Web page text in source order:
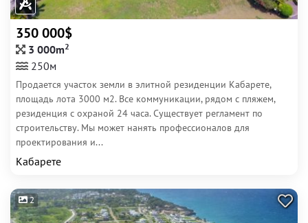
350 000$
3 000m2
250м
Продается участок земли в элитной резиденции Кабарете,
площадь лота 3000 м2. Все коммуникации, рядом с пляжем,
резиденция с охраной 24 часа. Существует регламент по
строительству. Мы может нанять профессионалов для
проектирования и...
Кабарете
2